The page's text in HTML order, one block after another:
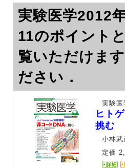
実験医学2012
11のポイント
覧いただけま
ださい．
実験
ヒト
挑む
小林武
定価